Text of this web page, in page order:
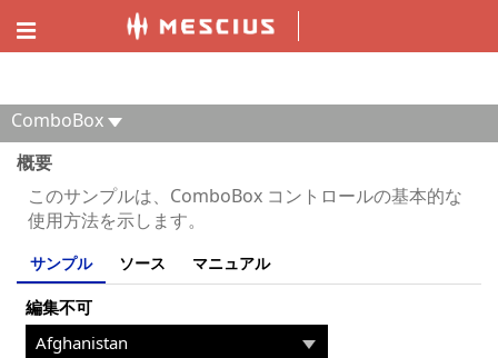
ComboBox
概要
このサンプルは、ComboBox コントロールの基本的な
使用方法を示します。
サンプル ソース マニュアル
編集不可